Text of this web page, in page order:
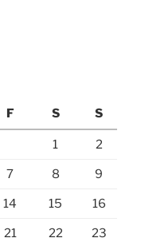
F S S
1 2
7 8 9
14 15 16
21 22 23